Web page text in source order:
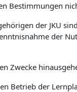
Bestimmungen
der JKU
der
Zwecke
Betrieb der